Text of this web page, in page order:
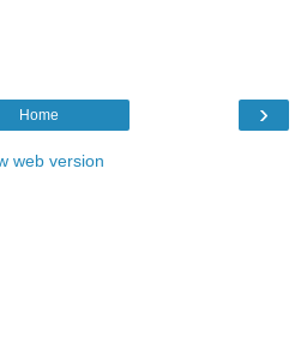
›
Home
web version